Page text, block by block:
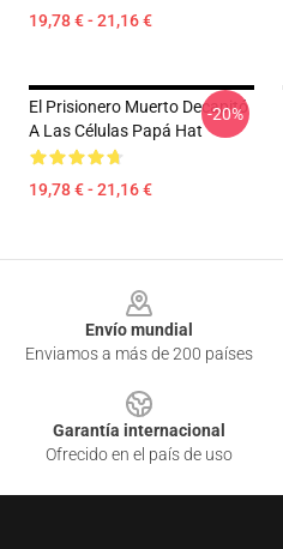
19,78 € - 21,16 €
El Prisionero Muerto Decapitó
A Las Células Papá Hat
19,78 € - 21,16 €
-20%
Envío mundial
Enviamos a más de 200 países
Garantía internacional
Ofrecido en el país de uso